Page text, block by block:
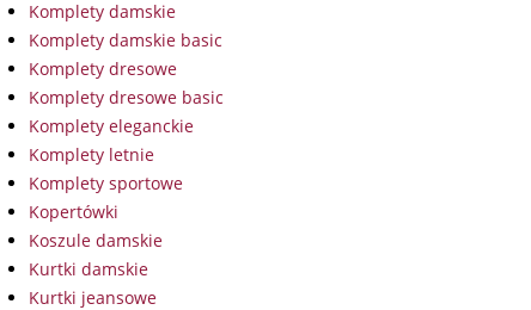
Komplety damskie
Komplety damskie basic
Komplety dresowe
Komplety dresowe basic
Komplety eleganckie
Komplety letnie
Komplety sportowe
Kopertówki
Koszule damskie
Kurtki damskie
Kurtki jeansowe